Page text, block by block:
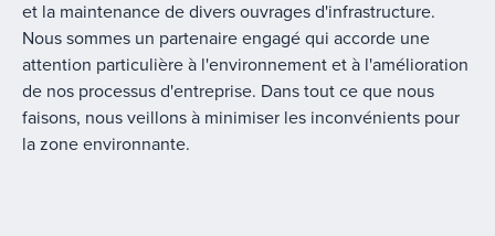
et la maintenance de divers ouvrages d'infrastructure.
Nous sommes un partenaire engagé qui accorde une
attention particulière à l'environnement et à l'amélioration
de nos processus d'entreprise. Dans tout ce que nous
faisons, nous veillons à minimiser les inconvénients pour
la zone environnante.